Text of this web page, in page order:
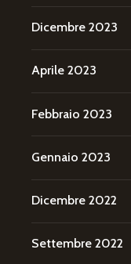
Dicembre 2023
Aprile 2023
Febbraio 2023
Gennaio 2023
Dicembre 2022
Settembre 2022